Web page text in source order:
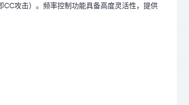
攻击）。频率控制功能具备高度灵活性，提供